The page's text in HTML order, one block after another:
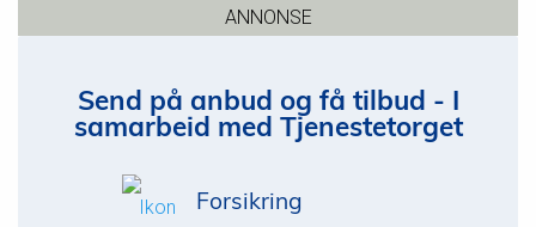
ANNONSE
Send på anbud og få tilbud - I
samarbeid med Tjenestetorget
Forsikring